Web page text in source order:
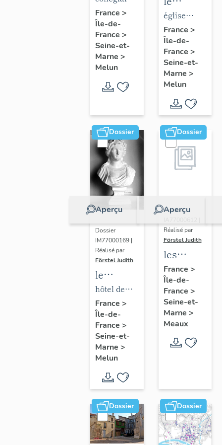
de la
collégiale
Notre-
Dame
Notre-
Dame
France >
Île-de-
France >
Seine-et-
Marne >
Melun
mobilier
de
l'église
Saint-
Aspais
église
paroissiale
Saint-
Aspais
France >
Île-de-
France >
Seine-et-
Marne >
Melun
Dossier
Aperçu
Dossier
IM77000169 |
Réalisé par
Förstel Judith
le
mobilier
de l'hôtel
de ville
hôtel de
ville
France >
Île-de-
France >
Seine-et-
Marne >
Melun
Dossier
Aperçu
Dossier
Réalisé par
Förstel Judith
les
maisons
et
immeubles
de
Meaux
France >
Île-de-
France >
Seine-et-
Marne >
Meaux
Dossier Dossier